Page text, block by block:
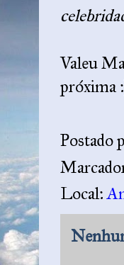
Valeu
próxima
Postado
Local: